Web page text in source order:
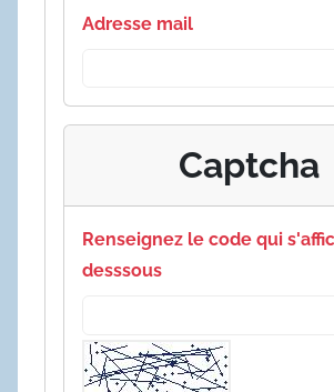
Adresse mail
Captcha
Renseignez le code qui
desssous